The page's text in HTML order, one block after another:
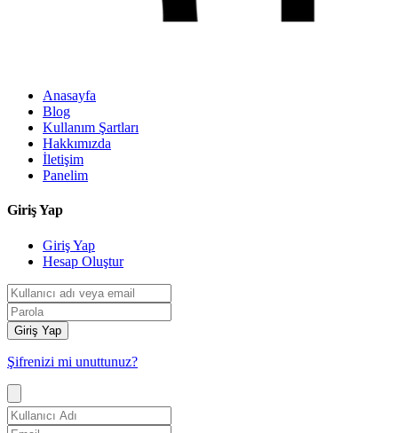
Anasayfa
Blog
Kullanım Şartları
Hakkımızda
İletişim
Panelim
Giriş Yap
Giriş Yap
Hesap Oluştur
Giriş Yap
Şifrenizi mi unuttunuz?